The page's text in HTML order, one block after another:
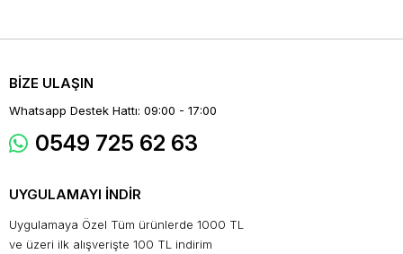
BİZE ULAŞIN
Whatsapp Destek Hattı: 09:00 - 17:00
0549 725 62 63
UYGULAMAYI İNDİR
Uygulamaya Özel Tüm ürünlerde 1000 TL
ve üzeri ilk alışverişte 100 TL indirim